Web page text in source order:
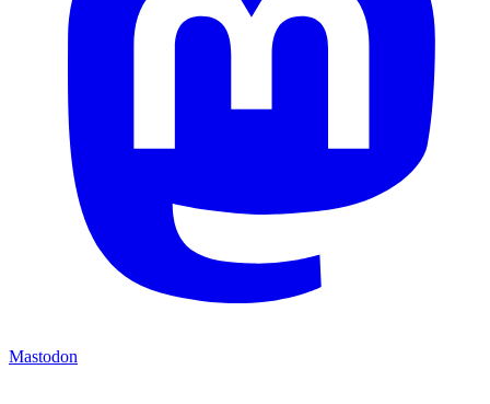
Mastodon